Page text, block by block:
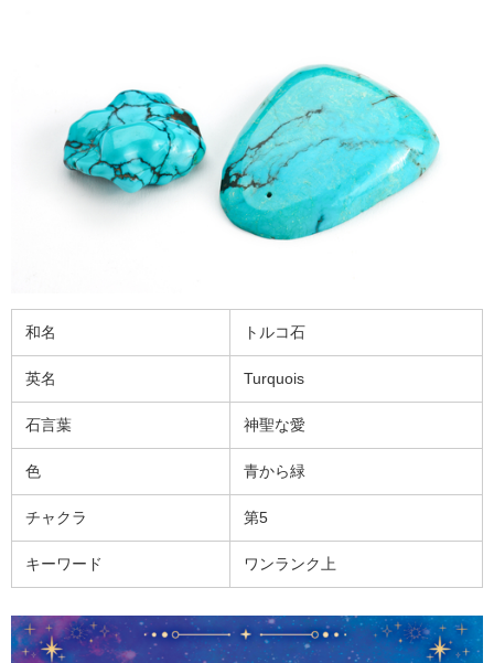
和名 トルコ石
英名 Turquois
石言葉 神聖な愛
色 青から緑
チャクラ 第5
キーワード ワンランク上